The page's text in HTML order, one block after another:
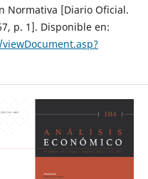
Normativa [Diario Oficial.
p. 1]. Disponible en: